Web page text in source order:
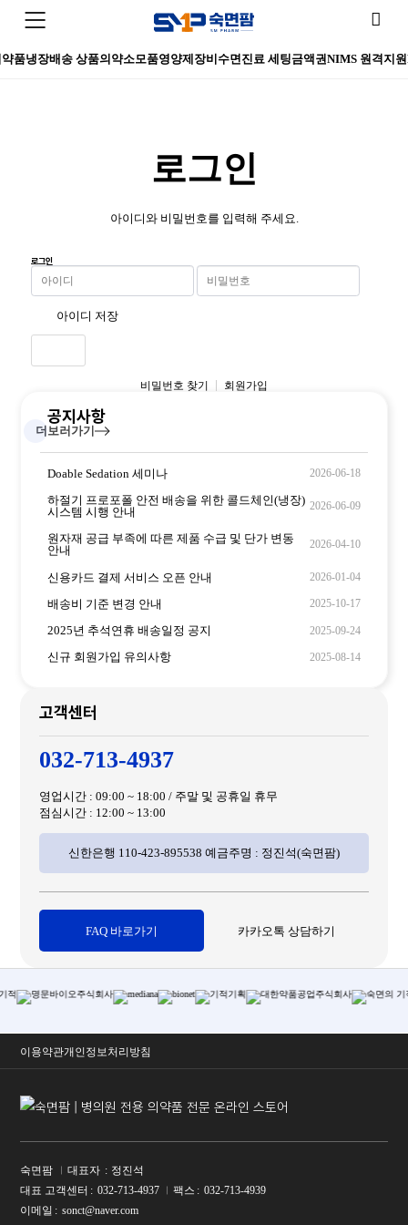
품냉장배송 상품의약소모품영양제 장비 수면진료 세팅금액권NIMS 원격지원
로그인
아이디와 비밀번호를 입력해 주세요.
로그인
아이디 저장
비밀번호 찾기 회원가입
공지사항
더보러가기
Doable Sedation 세미나 2026-06-18
하절기 프로포폴 안전 배송을 위한 콜드체인(냉장)
시스템 시행 안내
2026-06-09
원자재 공급 부족에 따른 제품 수급 및 단가 변동
안내
2026-04-10
신용카드 결제 서비스 오픈 안내 2026-01-04
배송비 기준 변경 안내 2025-10-17
2025년 추석연휴 배송일정 공지 2025-09-24
신규 회원가입 유의사항 2025-08-14
고객센터
032-713-4937
영업시간 : 09:00 ~ 18:00 / 주말 및 공휴일 휴무
점심시간 : 12:00 ~ 13:00
신한은행 110-423-895538 예금주명 : 정진석(숙면팜)
FAQ 바로가기 카카오톡 상담하기
이용약관개인정보처리방침
숙면팜 대표자
정진석
대표 고객센터
032-713-4937 팩스
032-713-4939
이메일
sonct@naver.com